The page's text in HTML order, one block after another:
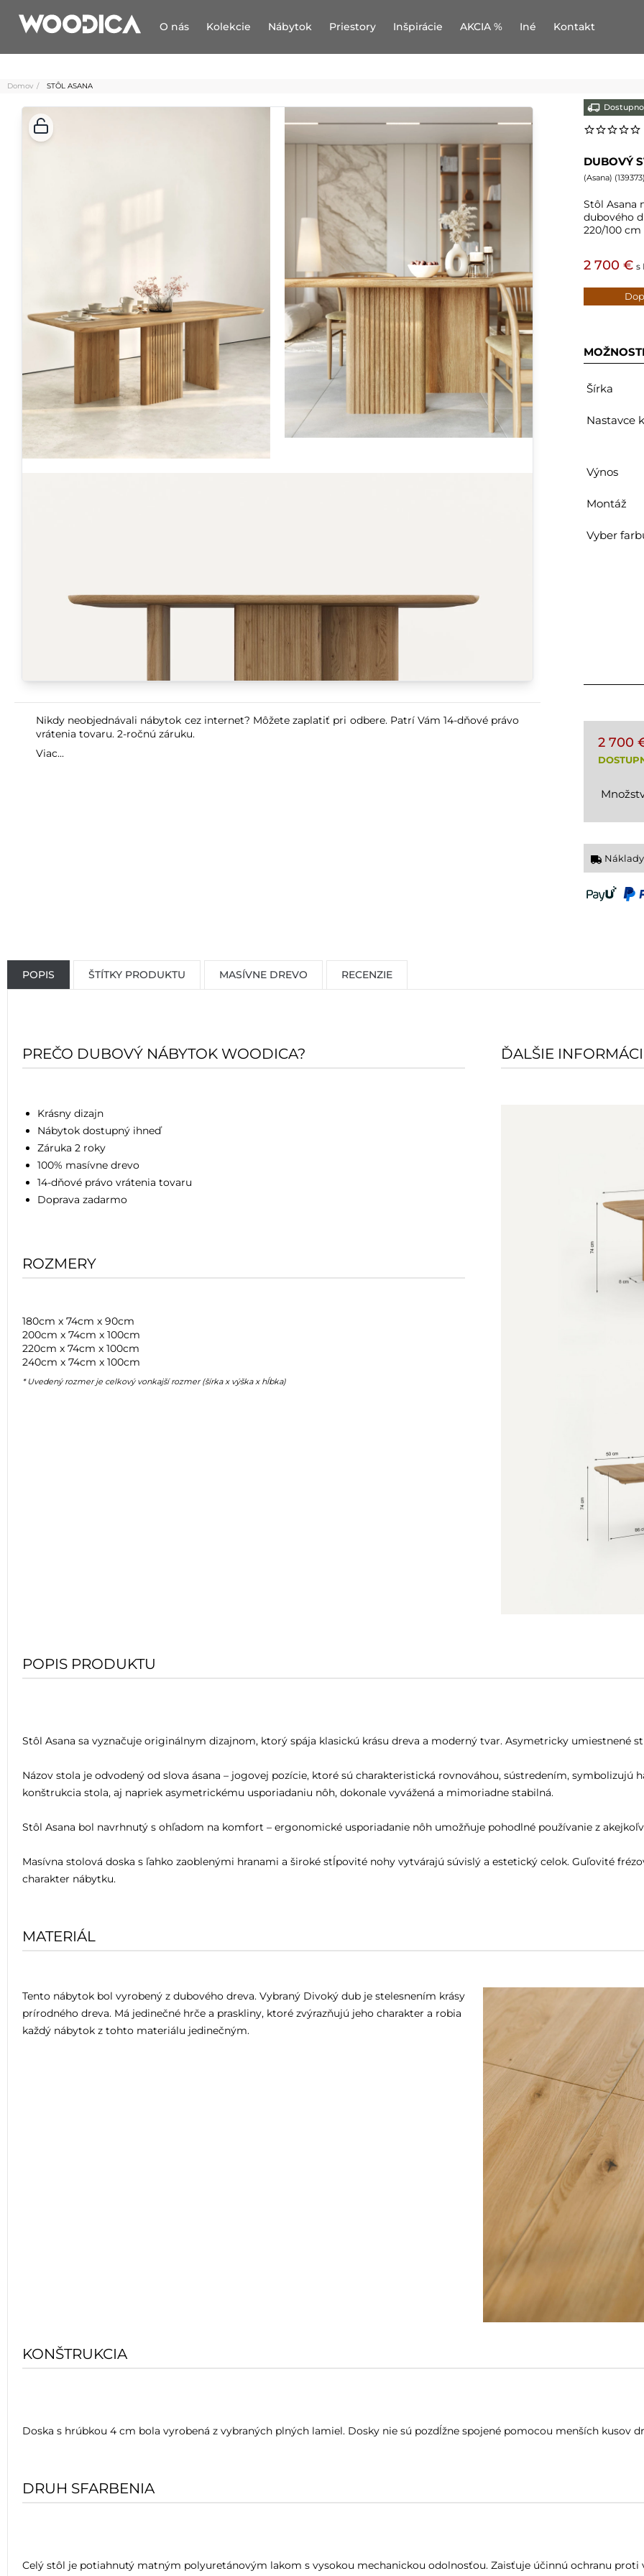
O nás Kolekcie Nábytok Priestory Inšpirácie AKCIA % Iné Kontakt
Domov STÔL ASANA
Nikdy neobjednávali nábytok cez internet? Môžete zaplatiť pri odbere. Patrí Vám 14-dňové právo
vrátenia tovaru. 2-ročnú záruku.
Viac...
DUBOVÝ
(Asana) (139373
Stôl Asana
dubového
220/100
2 700 € s
Šírka
Nastavce
Výnos
Montáž
Vyber
2 700
POPIS ŠTÍTKY PRODUKTU MASÍVNE DREVO RECENZIE
PREČO DUBOVÝ NÁBYTOK WOODICA?
Krásny dizajn
Nábytok dostupný ihneď
Záruka 2 roky
100% masívne drevo
14-dňové právo vrátenia tovaru
Doprava zadarmo
ROZMERY
180cm x 74cm x 90cm
200cm x 74cm x 100cm
220cm x 74cm x 100cm
240cm x 74cm x 100cm
* Uvedený rozmer je celkový vonkajší rozmer (šírka x výška x hĺbka)
ĎALŠIE
POPIS PRODUKTU
Stôl Asana sa vyznačuje originálnym dizajnom, ktorý spája klasickú krásu dreva a moderný tvar. Asymetricky umiestnené
Názov stola je odvodený od slova ásana – jogovej pozície, ktoré sú charakteristická rovnováhou, sústredením, symbolizujú
konštrukcia stola, aj napriek asymetrickému usporiadaniu nôh, dokonale vyvážená a mimoriadne stabilná.
Stôl Asana bol navrhnutý s ohľadom na komfort – ergonomické usporiadanie nôh umožňuje pohodlné používanie z
Masívna stolová doska s ľahko zaoblenými hranami a široké stĺpovité nohy vytvárajú súvislý a estetický celok. Guľovité
charakter nábytku.
MATERIÁL
Tento nábytok bol vyrobený z dubového dreva. Vybraný Divoký dub je stelesnením krásy
prírodného dreva. Má jedinečné hrče a praskliny, ktoré zvýrazňujú jeho charakter a robia
každý nábytok z tohto materiálu jedinečným.
KONŠTRUKCIA
Doska s hrúbkou 4 cm bola vyrobená z vybraných plných lamiel. Dosky nie sú pozdĺžne spojené pomocou menších kusov
DRUH SFARBENIA
Celý stôl je potiahnutý matným polyuretánovým lakom s vysokou mechanickou odolnosťou. Zaisťuje účinnú ochranu